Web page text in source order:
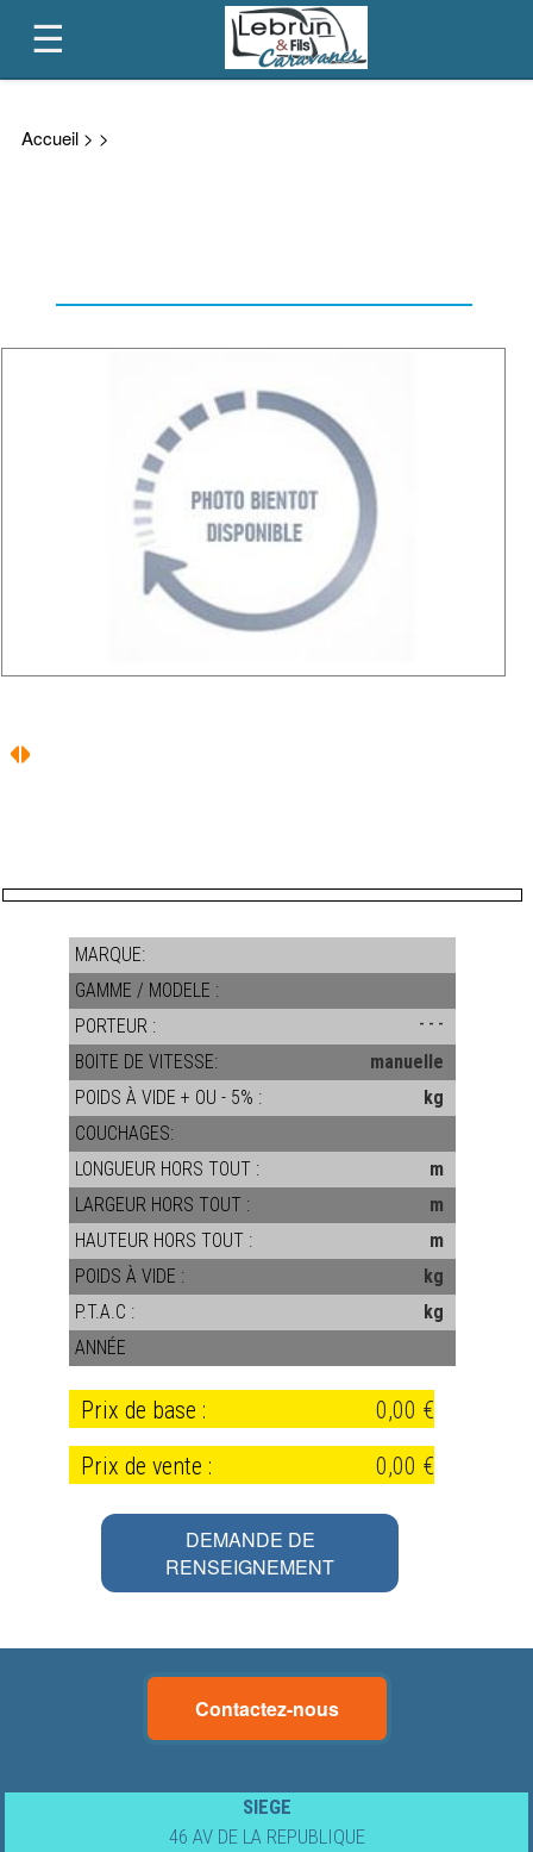
CONTACT
Accueil> >
MARQUE:
GAMME / MODELE :
PORTEUR :
- - -
BOITE DE VITESSE:
manuelle
POIDS À VIDE + OU - 5% :
kg
COUCHAGES:
LONGUEUR HORS TOUT :
m
LARGEUR HORS TOUT :
m
HAUTEUR HORS TOUT :
m
POIDS À VIDE :
kg
P.T.A.C :
kg
ANNÉE
Prix de base :
0,00 €
Prix de vente :
0,00 €
DEMANDE DE
RENSEIGNEMENT
Fils
Contactez-nous
SIEGE
46 AV DE LA REPUBLIQUE